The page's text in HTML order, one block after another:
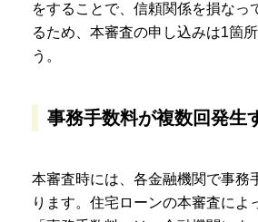
をすることで、信頼関係を損なっ
るため、本審査の申し込みは1箇
う。
事務手数料が複数回発生
本審査時には、各金融機関で事務
ります。住宅ローンの本審査によ